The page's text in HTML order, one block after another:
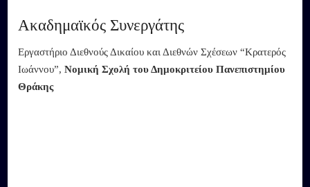
Ακαδημαϊκός Συνεργάτης
Εργαστήριο Διεθνούς Δικαίου και Διεθνών Σχέσεων “Κρατερός
Ιωάννου”,Νομική Σχολή του Δημοκριτείου Πανεπιστημίου
Θράκης